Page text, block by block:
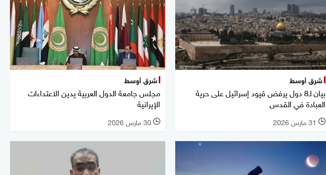
شرق أوسط
بيان لـ8 دول يرفض قيود إسرائيل على حرية
العبادة في القدس
l 31 مارس 2026
شرق أوسط
مجلس جامعة الدول العربية يدين الاعتداءات
الإيرانية
l 30 مارس 2026